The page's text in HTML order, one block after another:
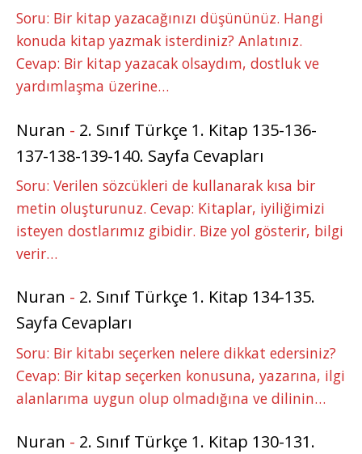
Soru: Bir kitap yazacağınızı düşününüz. Hangi
konuda kitap yazmak isterdiniz? Anlatınız.
Cevap: Bir kitap yazacak olsaydım, dostluk ve
yardımlaşma üzerine…
Nuran - 2. Sınıf Türkçe 1. Kitap 135-136-
137-138-139-140. Sayfa Cevapları
Soru: Verilen sözcükleri de kullanarak kısa bir
metin oluşturunuz. Cevap: Kitaplar, iyiliğimizi
isteyen dostlarımız gibidir. Bize yol gösterir, bilgi
verir…
Nuran - 2. Sınıf Türkçe 1. Kitap 134-135.
Sayfa Cevapları
Soru: Bir kitabı seçerken nelere dikkat edersiniz?
Cevap: Bir kitap seçerken konusuna, yazarına, ilgi
alanlarıma uygun olup olmadığına ve dilinin…
Nuran - 2. Sınıf Türkçe 1. Kitap 130-131.